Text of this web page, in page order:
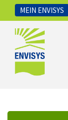
MEIN ENVISYS